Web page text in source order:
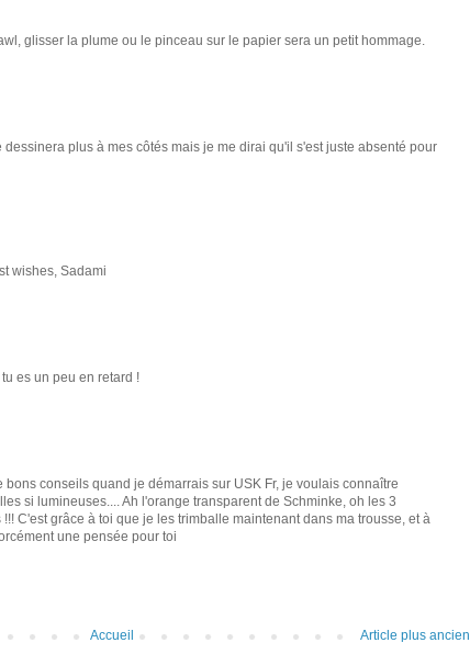
glisser la plume ou le pinceau sur le papier sera un petit hommage.
plus à mes côtés mais je me dirai qu'il s'est juste absenté pour
wishes, Sadami
es un peu en retard !
conseils quand je démarrais sur USK Fr, je voulais connaître
si lumineuses.... Ah l'orange transparent de Schminke, oh les 3
C'est grâce à toi que je les trimballe maintenant dans ma trousse, et à
une pensée pour toi
Article plus ancien
Accueil